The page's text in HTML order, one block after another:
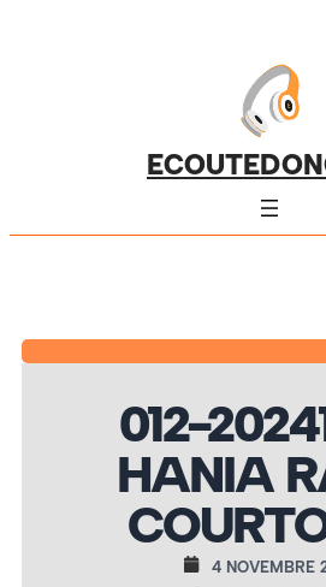
012-
HANIA
4 NOVEMBRE